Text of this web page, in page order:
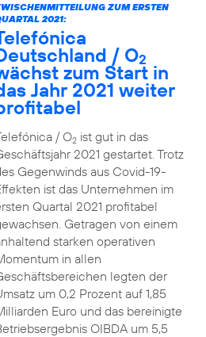
ZUM ERSTEN
2021:
/ O2
zum Start in
Jahr 2021 weiter
/ O2ist gut in das
2021 gestartet. Trotz
Gegenwinds aus Covid-19-
ist das Unternehmen im
Quartal 2021 profitabel
Getragen von einem
starken operativen
in allen
legten der
um 0,2 Prozent auf 1,85
Euro und das bereinigte
OIBDA um 5,5